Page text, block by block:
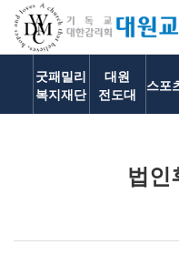
연혁
굿패밀리
복지재단
대원
전도대
스포
법인